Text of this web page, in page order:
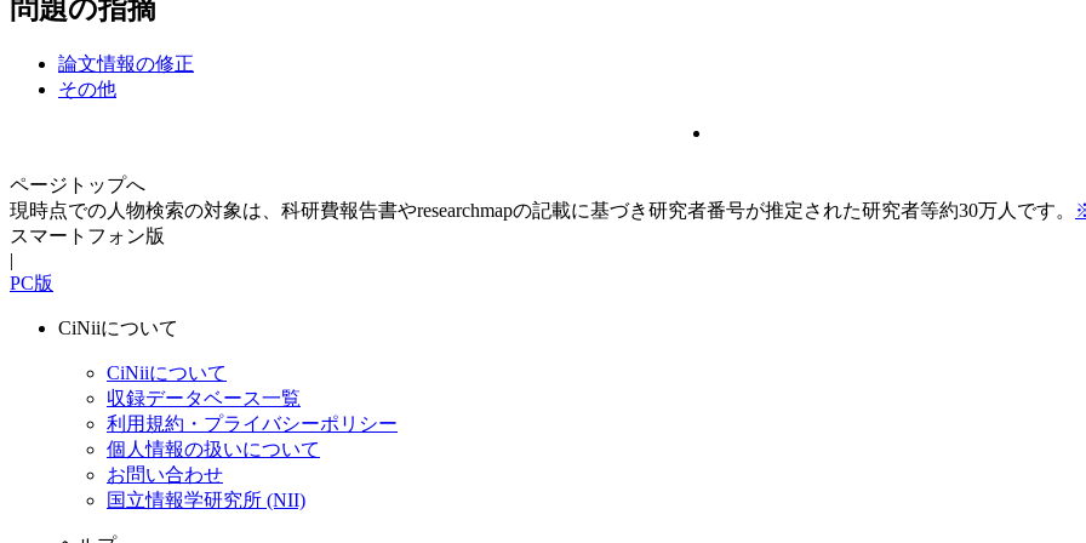
問題の指摘
論文情報の修正
その他
ページトップへ
現時点での人物検索の対象は、科研費報告書やresearchmapの記載に基づき研究者番号が推定された研究者等約30万人です。
スマートフォン版
|
PC版
CiNiiについて
CiNiiについて
収録データベース一覧
利用規約・プライバシーポリシー
個人情報の扱いについて
お問い合わせ
国立情報学研究所 (NII)